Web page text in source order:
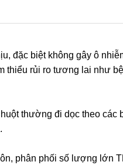
đặc biệt không gây ô
thiểu rủi ro tương lai như
thường đi dọc theo
phân phối số lượng lớn